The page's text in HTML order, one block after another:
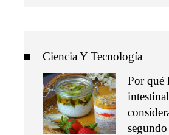
Ciencia Y Tecnología
Por qué